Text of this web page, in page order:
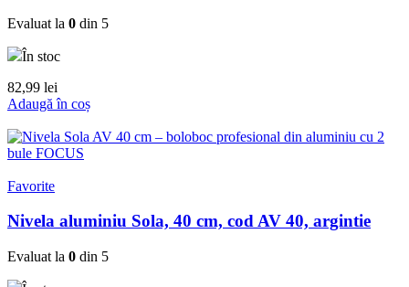
Evaluat la 0 din 5
În stoc
82,99 lei
Adaugă în coș
Favorite
Nivela aluminiu Sola, 40 cm, cod AV 40, argintie
Evaluat la 0 din 5